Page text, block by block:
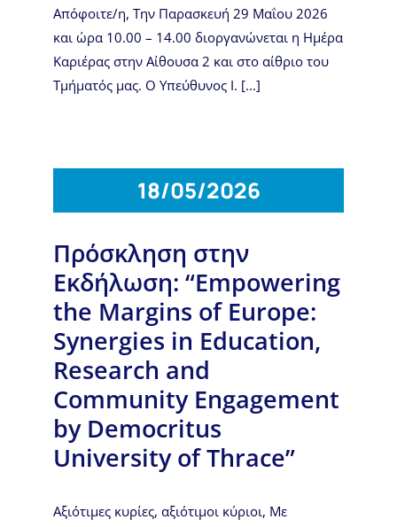
Απόφοιτε/η, Την Παρασκευή 29 Μαΐου 2026
και ώρα 10.00 – 14.00 διοργανώνεται η Ημέρα
Καριέρας στην Αίθουσα 2 και στο αίθριο του
Τμήματός μας. Ο Υπεύθυνος Ι. [...]
18/05/2026
Πρόσκληση στην
Εκδήλωση: “Empowering
the Margins of Europe:
Synergies in Education,
Research and
Community Engagement
by Democritus
University of Thrace”
Αξιότιμες κυρίες, αξιότιμοι κύριοι, Με